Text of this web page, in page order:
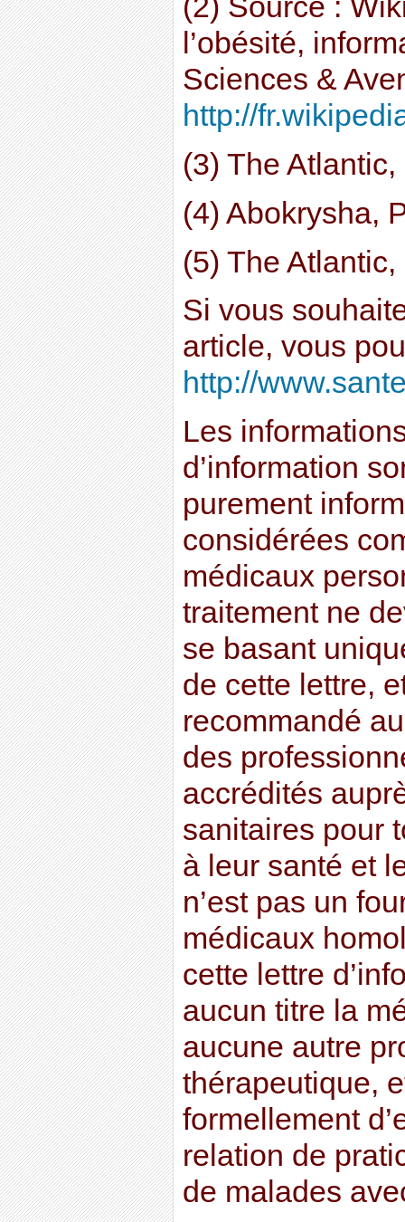
(2) Source :
l’obésité,
Sciences &
http://
(3) The
(4) Abokrysha,
(5) The
Si vous
article, vous
http://
Les
d’information
purement
considérées
médicaux
traitement ne
se basant
de cette lettre,
recommandé
des
accrédités
sanitaires pour
à leur santé et
n’est pas un
médicaux
cette lettre
aucun titre la
aucune autre
thérapeutique,
formellement
relation de
de malades